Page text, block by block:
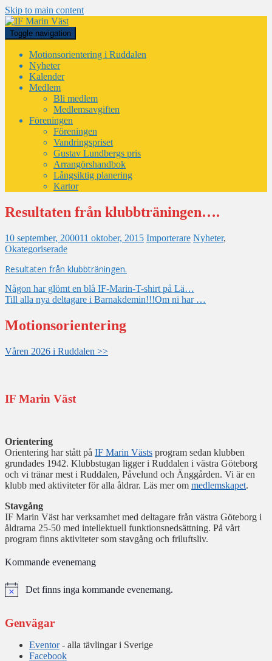
Skip to main content
Toggle navigation
Motionsorientering i Ruddalen
Nyheter
Kalender
Medlem
Bli medlem
Medlemsavgiften
Föreningen
Föreningen
Vandringspriset
Gustav Lundbergs pris
Arrangörshandbok
Långsiktig planering
Kartor
Resultaten från klubbträningen….
10 september, 200011 oktober, 2015 Importerare Nyheter,
Okategoriserade
Resultaten från klubbträningen.
Inläggsnavigering
Någon har glömt en blå IF-Marin-T-shirt på Lä…
Till alla nya deltagare i Barnakdemin!!!Om ni har …
Motionsorientering
Våren 2026 i Ruddalen >>
IF Marin Väst
Orientering
Orientering har stått på IF Marin Västs program sedan klubben
grundades 1942. Klubbstugan ligger i Ruddalen i västra Göteborg
och vi tränar mest i Ruddalen, Påvelund och Änggården. Vi är en
klubb med aktiviteter för alla åldrar. Läs mer om medlemskapet.
Stavgång
IF Marin Väst har verksamhet med deltagare från västra Göteborg i
åldrarna 25-50 med intellektuell funktionsnedsättning. På vårt
program finns aktiviteter som stavgång och friluftsliv.
Kommande evenemang
Notis Det finns inga kommande evenemang.
Genvägar
Eventor- alla tävlingar i Sverige
Facebook